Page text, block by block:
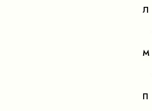
Л
М
П